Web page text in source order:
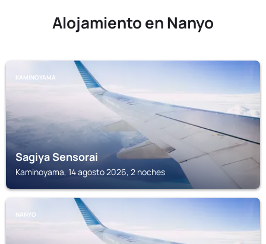
Alojamiento en Nanyo
KAMINOYAMA
Sagiya Sensorai
Kaminoyama, 14 agosto 2026, 2 noches
NANYO